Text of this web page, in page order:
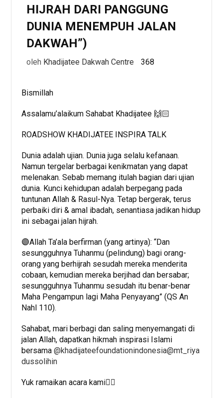
HIJRAH DARI PANGGUNG
DUNIA MENEMPUH JALAN
DAKWAH”)
oleh Khadijatee Dakwah Centre 368
Bismillah
Assalamu’alaikum Sahabat Khadijatee 🙌🏻
ROADSHOW KHADIJATEE INSPIRA TALK
Dunia adalah ujian. Dunia juga selalu kefanaan.
Namun tergelar berbagai kenikmatan yang dapat
melenakan. Sebab memang itulah bagian dari ujian
dunia. Kunci kehidupan adalah berpegang pada
tuntunan Allah & Rasul-Nya. Tetap bergerak, terus
perbaiki diri & amal ibadah, senantiasa jadikan hidup
ini sebagai jalan hijrah.
🟣Allah Ta’ala berfirman (yang artinya): “Dan
sesungguhnya Tuhanmu (pelindung) bagi orang-
orang yang berhijrah sesudah mereka menderita
cobaan, kemudian mereka berjihad dan bersabar;
sesungguhnya Tuhanmu sesudah itu benar-benar
Maha Pengampun lagi Maha Penyayang” (QS An
Nahl 110).
Sahabat, mari berbagi dan saling menyemangati di
jalan Allah, dapatkan hikmah inspirasi Islami
bersama@khadijateefoundationindonesia@mt_riya
dussolihin
Yuk ramaikan acara kami👇🏻